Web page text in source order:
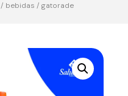
/ bebidas / gatorade